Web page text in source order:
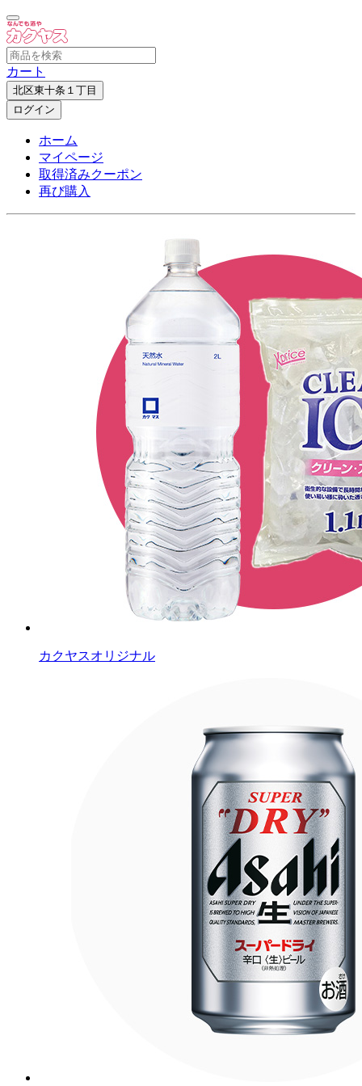
カート
北区東十条１丁目
ログイン
ホーム
マイページ
取得済みクーポン
再び購入
カクヤスオリジナル